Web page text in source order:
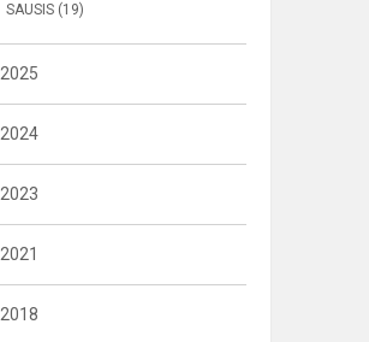
SAUSIS (19)
2025
2024
2023
2021
2018